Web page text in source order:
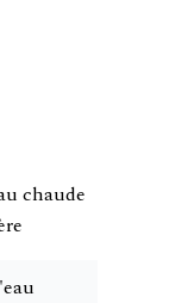
chaude